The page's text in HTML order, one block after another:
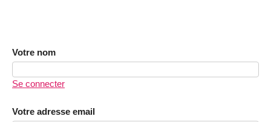
Votre nom
Se connecter
Votre adresse email